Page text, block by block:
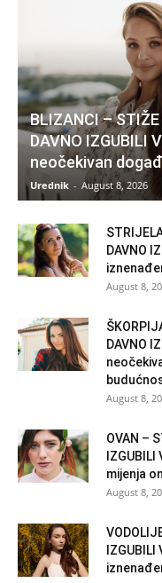
BLIZANCI –
DAVNO IZGUBILI
neočekivan
Urednik - August 8, 2026
DAVNO
August 8,
DAVNO
August 8,
OVAN –
mijenja
August 8,